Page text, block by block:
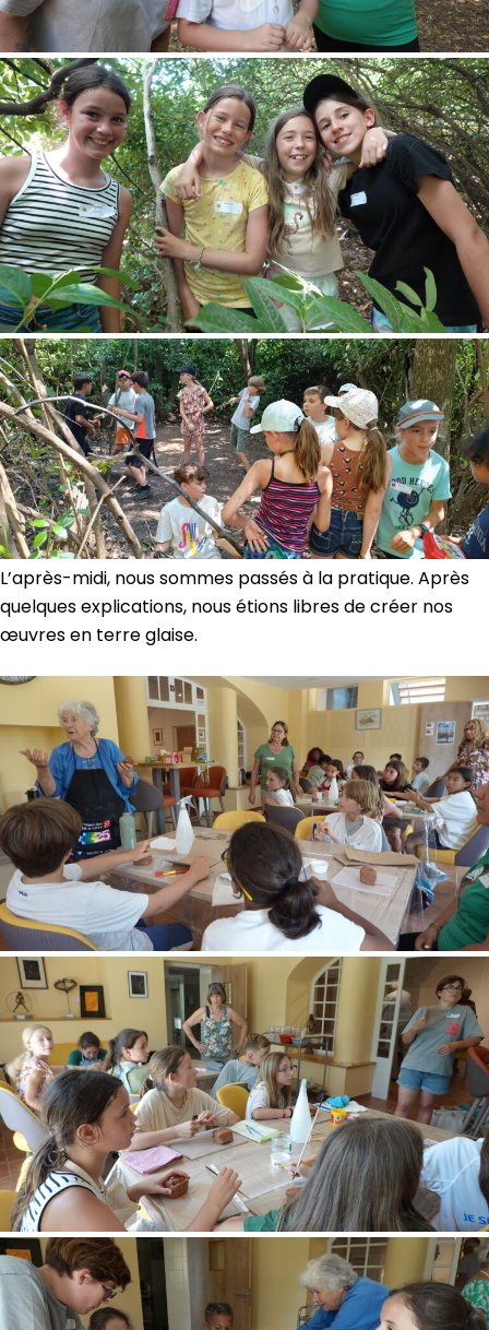
L’après-midi, nous sommes passés à la pratique. Après
quelques explications, nous étions libres de créer nos
œuvres en terre glaise.